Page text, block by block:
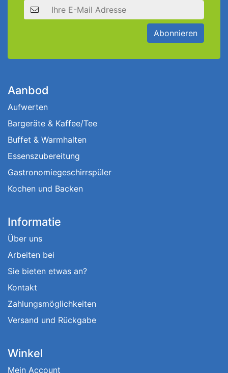
E-Mail Adresse
Abonnieren
Aanbod
Aufwerten
Bargeräte & Kaffee/Tee
Buffet & Warmhalten
Essenszubereitung
Gastronomiegeschirrspüler
Kochen und Backen
Informatie
Über uns
Arbeiten bei
Sie bieten etwas an?
Kontakt
Zahlungsmöglichkeiten
Versand und Rückgabe
Winkel
Mein Account